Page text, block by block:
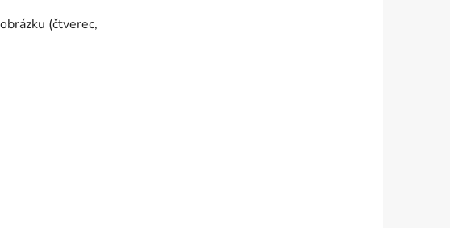
(čtverec,